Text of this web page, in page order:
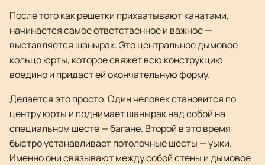
После того как решетки прихватывают канатами,
начинается самое ответственное и важное —
выставляется шанырак. Это центральное дымовое
кольцо юрты, которое свяжет всю конструкцию
воедино и придаст ей окончательную форму.
Делается это просто. Один человек становится по
центру юрты и поднимает шанырак над собой на
специальном шесте — багане. Второй в это время
быстро устанавливает потолочные шесты — уыки.
Именно они связывают между собой стены и дымовое